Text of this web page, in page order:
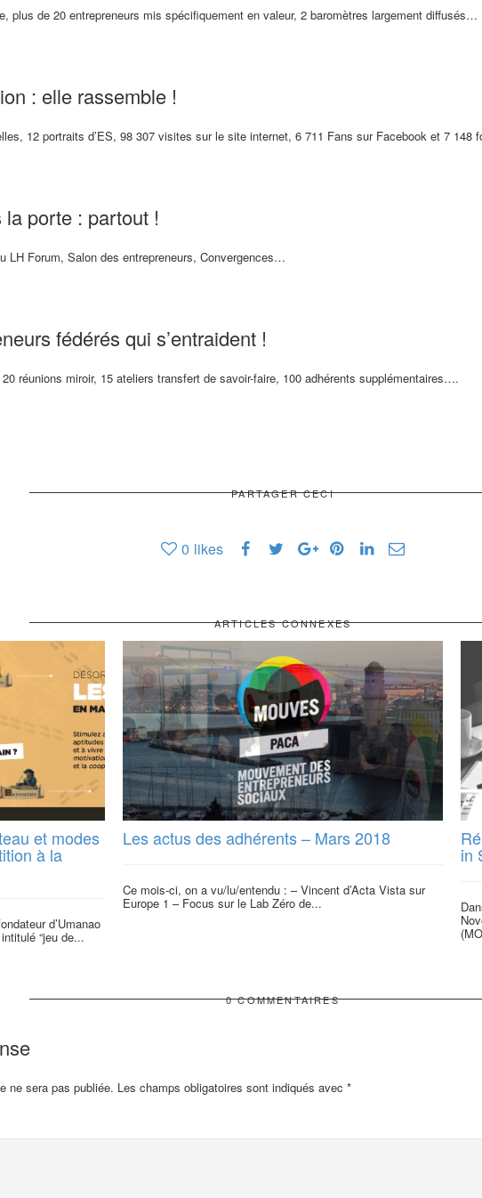
plus de 20 entrepreneurs mis spécifiquement en valeur, 2 baromètres largement diffusés…
: elle rassemble !
12 portraits d’ES, 98 307 visites sur le site internet, 6 711 Fans sur Facebook et 7 148
porte : partout !
LH Forum, Salon des entrepreneurs, Convergences…
fédérés qui s’entraident !
réunions miroir, 15 ateliers transfert de savoir-faire, 100 adhérents supplémentaires….
PARTAGER CECI
0 likes
ARTICLES CONNEXES
et modes
à la
d’Umanao
“jeu de...
Les actus des adhérents – Mars 2018
Ce mois-ci, on a vu/lu/entendu : – Vincent d’Acta Vista sur
Europe 1 – Focus sur le Lab Zéro de...
in
0 COMMENTAIRES
ne sera pas publiée. Les champs obligatoires sont indiqués avec *